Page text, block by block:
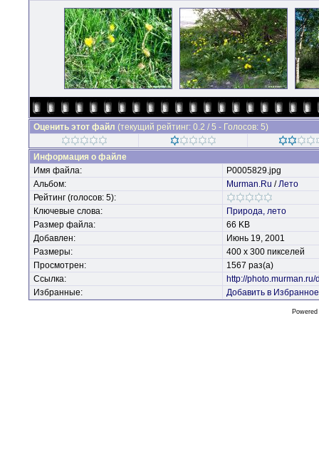
Оценить этот файл (текущий рейтинг: 0.2 / 5 - Голосов: 5)
Информация о файле
Имя файла:
P0005829.jpg
Альбом:
Murman.Ru /Лето
Рейтинг (голосов: 5):
Ключевые слова:
Природа, лето
Размер файла:
66 KB
Добавлен:
Июнь 19, 2001
Размеры:
400 x 300 пикселей
Просмотрен:
1567 раз(а)
Ссылка:
http://
Избранные:
Добавить в Избранное